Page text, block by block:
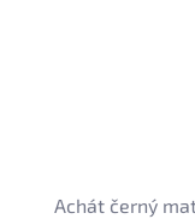
Achát černý